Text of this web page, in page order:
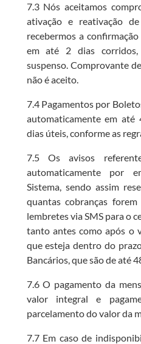
7.3 Nós aceitamos
ativação e reativação
recebermos a
em até 2 dias
suspenso. Comprovante
não é aceito.
7.4 Pagamentos por
automaticamente em até
dias úteis, conforme as
7.5 Os avisos
automaticamente por
Sistema, sendo assim
quantas cobranças
lembretes via SMS para o
tanto antes como após o
que esteja dentro do
Bancários, que são de até
7.6 O pagamento da
valor integral e
parcelamento do valor da
7.7 Em caso de